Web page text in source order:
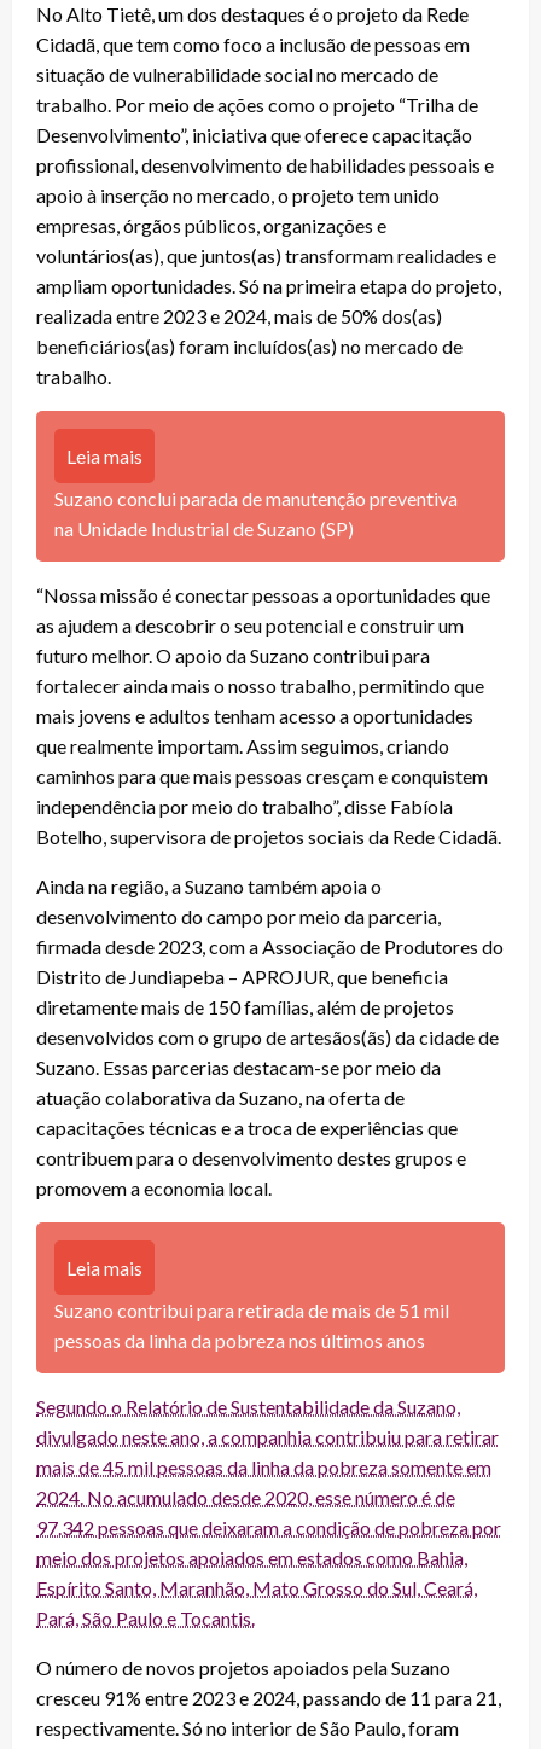
No Alto Tietê, um dos destaques é o projeto da Rede
Cidadã, que tem como foco a inclusão de pessoas em
situação de vulnerabilidade social no mercado de
trabalho. Por meio de ações como o projeto “Trilha de
Desenvolvimento”, iniciativa que oferece capacitação
profissional, desenvolvimento de habilidades pessoais e
apoio à inserção no mercado, o projeto tem unido
empresas, órgãos públicos, organizações e
voluntários(as), que juntos(as) transformam realidades e
ampliam oportunidades. Só na primeira etapa do projeto,
realizada entre 2023 e 2024, mais de 50% dos(as)
beneficiários(as) foram incluídos(as) no mercado de
trabalho.
Leia mais
Suzano conclui parada de manutenção preventiva
na Unidade Industrial de Suzano (SP)
“Nossa missão é conectar pessoas a oportunidades que
as ajudem a descobrir o seu potencial e construir um
futuro melhor. O apoio da Suzano contribui para
fortalecer ainda mais o nosso trabalho, permitindo que
mais jovens e adultos tenham acesso a oportunidades
que realmente importam. Assim seguimos, criando
caminhos para que mais pessoas cresçam e conquistem
independência por meio do trabalho”, disse Fabíola
Botelho, supervisora de projetos sociais da Rede Cidadã.
Ainda na região, a Suzano também apoia o
desenvolvimento do campo por meio da parceria,
firmada desde 2023, com a Associação de Produtores do
Distrito de Jundiapeba – APROJUR, que beneficia
diretamente mais de 150 famílias, além de projetos
desenvolvidos com o grupo de artesãos(ãs) da cidade de
Suzano. Essas parcerias destacam-se por meio da
atuação colaborativa da Suzano, na oferta de
capacitações técnicas e a troca de experiências que
contribuem para o desenvolvimento destes grupos e
promovem a economia local.
Leia mais
Suzano contribui para retirada de mais de 51 mil
pessoas da linha da pobreza nos últimos anos
Segundo o Relatório de Sustentabilidade da Suzano,
divulgado neste ano, a companhia contribuiu para retirar
mais de 45 mil pessoas da linha da pobreza somente em
2024. No acumulado desde 2020, esse número é de
97.342 pessoas que deixaram a condição de pobreza por
meio dos projetos apoiados em estados como Bahia,
Espírito Santo, Maranhão, Mato Grosso do Sul, Ceará,
Pará, São Paulo e Tocantis.
O número de novos projetos apoiados pela Suzano
cresceu 91% entre 2023 e 2024, passando de 11 para 21,
respectivamente. Só no interior de São Paulo, foram